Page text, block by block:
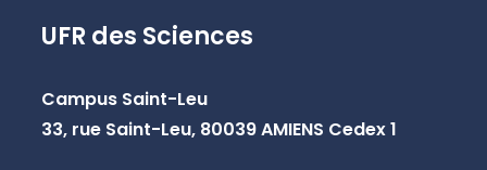
UFR des Sciences
Campus Saint-Leu
33, rue Saint-Leu, 80039 AMIENS Cedex 1